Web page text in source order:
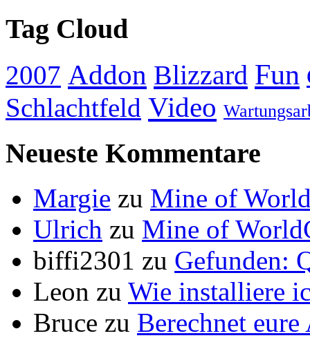
Tag Cloud
2007 Addon Blizzard Fun
Schlachtfeld Video
Neueste Kommentare
Margie zu Mine of
Ulrich zu Mine of
biffi2301 zu Gefunden:
Leon zu Wie installiere
Bruce zu Berechnet